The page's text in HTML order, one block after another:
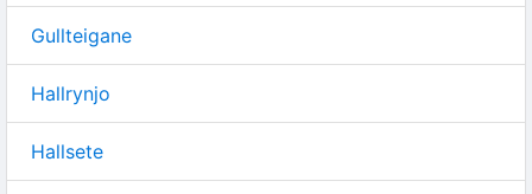
Gullteigane
Hallrynjo
Hallsete